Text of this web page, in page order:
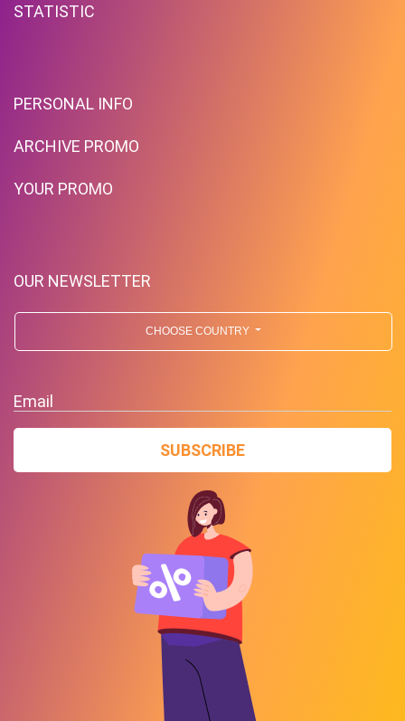
STATISTIC
PERSONAL INFO
ARCHIVE PROMO
YOUR PROMO
OUR NEWSLETTER
CHOOSE COUNTRY
Email
SUBSCRIBE